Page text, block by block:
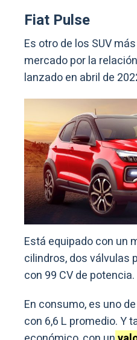
Fiat Pulse
Es otro de los SUV
mercado por la
lanzado en abril de
Está equipado con un
cilindros, dos válvulas
con 99 CV de potencia.
En consumo, es uno
con 6,6 L promedio. Y